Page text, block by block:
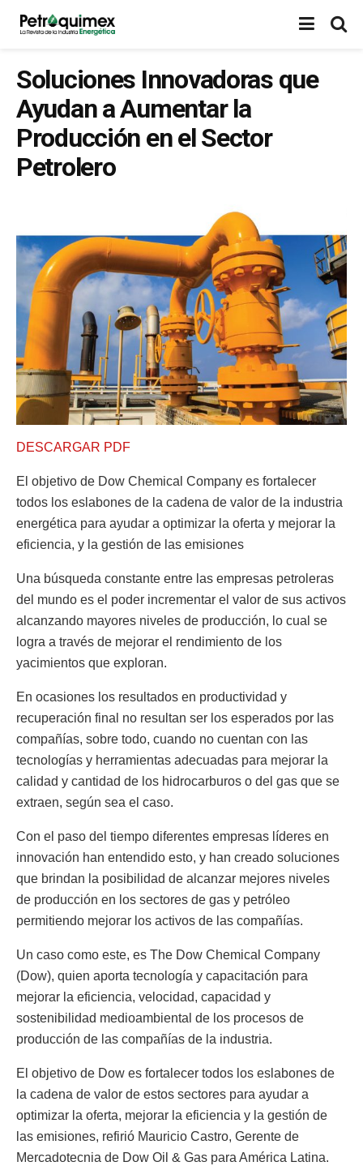
Soluciones Innovadoras que
Ayudan a Aumentar la
Producción en el Sector
Petrolero
DESCARGAR PDF
El objetivo de Dow Chemical Company es fortalecer
todos los eslabones de la cadena de valor de la industria
energética para ayudar a optimizar la oferta y mejorar la
eficiencia, y la gestión de las emisiones
Una búsqueda constante entre las empresas petroleras
del mundo es el poder incrementar el valor de sus activos
alcanzando mayores niveles de producción, lo cual se
logra a través de mejorar el rendimiento de los
yacimientos que exploran.
En ocasiones los resultados en productividad y
recuperación final no resultan ser los esperados por las
compañías, sobre todo, cuando no cuentan con las
tecnologías y herramientas adecuadas para mejorar la
calidad y cantidad de los hidrocarburos o del gas que se
extraen, según sea el caso.
Con el paso del tiempo diferentes empresas líderes en
innovación han entendido esto, y han creado soluciones
que brindan la posibilidad de alcanzar mejores niveles
de producción en los sectores de gas y petróleo
permitiendo mejorar los activos de las compañías.
Un caso como este, es The Dow Chemical Company
(Dow), quien aporta tecnología y capacitación para
mejorar la eficiencia, velocidad, capacidad y
sostenibilidad medioambiental de los procesos de
producción de las compañías de la industria.
El objetivo de Dow es fortalecer todos los eslabones de
la cadena de valor de estos sectores para ayudar a
optimizar la oferta, mejorar la eficiencia y la gestión de
las emisiones, refirió Mauricio Castro, Gerente de
Mercadotecnia de Dow Oil & Gas para América Latina.